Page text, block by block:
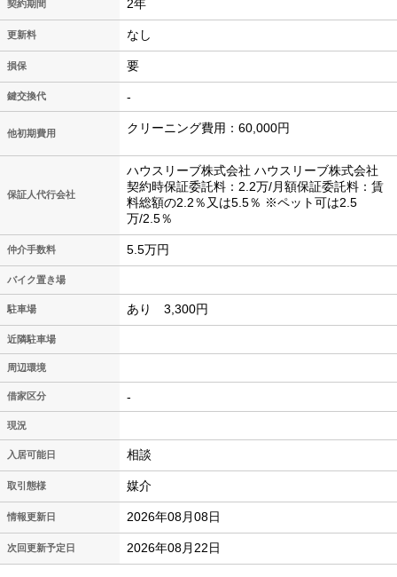
契約期間 2年
更新料 なし
損保 要
鍵交換代 -
他初期費用 クリーニング費用：60,000円
保証人代行会社
ハウスリーブ株式会社 ハウスリーブ株式会社
契約時保証委託料：2.2万/月額保証委託料：賃
料総額の2.2％又は5.5％ ※ペット可は2.5
万/2.5％
仲介手数料 5.5万円
バイク置き場
駐車場 あり 3,300円
近隣駐車場
周辺環境
借家区分 -
現況
入居可能日 相談
取引態様 媒介
情報更新日 2026年08月08日
次回更新予定日 2026年08月22日